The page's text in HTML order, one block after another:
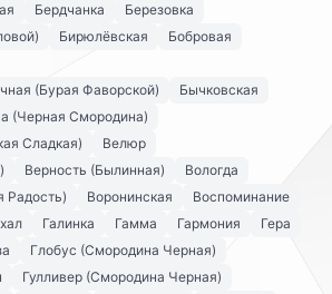
Бердчанка
Березовка
Бирюлёвская
Бобровая
(Бурая Фаворской)
Бычковская
(Черная Смородина)
Сладкая)
Велюр
Верность (Былинная)
Вологда
Радость)
Воронинская
Воспоминание
Галинка Гамма Гармония
Гера
Глобус (Смородина Черная)
Гулливер (Смородина Черная)